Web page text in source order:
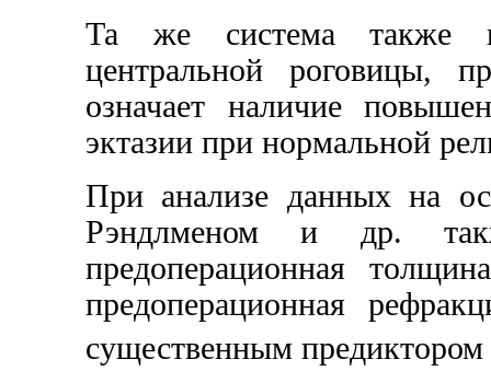
Та же система также
центральной роговицы,
означает наличие
эктазии при нормальной
При анализе данных на
Рэндлменом и др.
предоперационная
предоперационная
существенным